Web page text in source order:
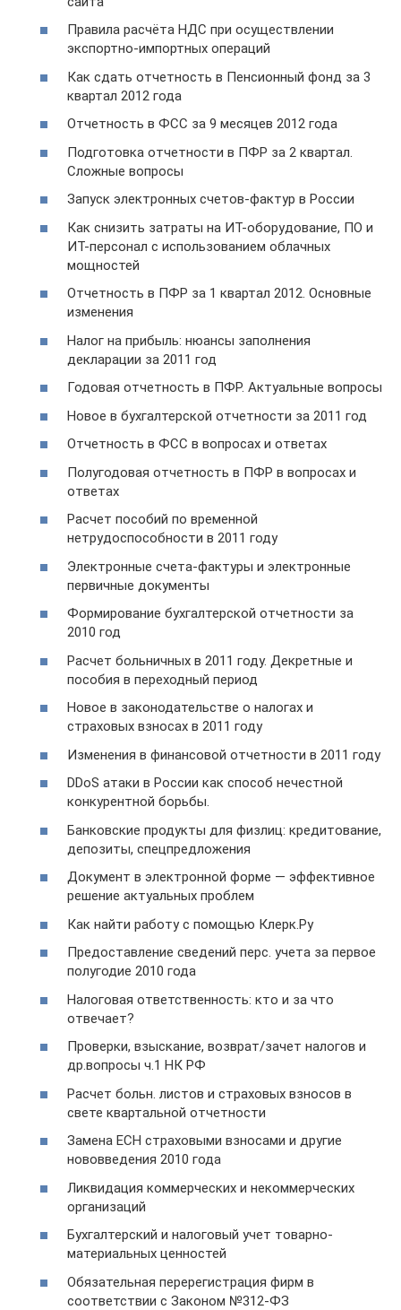
Правила расчёта НДС при осуществлении
экспортно-импортных операций
Как сдать отчетность в Пенсионный фонд за 3
квартал 2012 года
Отчетность в ФСС за 9 месяцев 2012 года
Подготовка отчетности в ПФР за 2 квартал.
Сложные вопросы
Запуск электронных счетов-фактур в России
Как снизить затраты на ИТ-оборудование, ПО и
ИТ-персонал с использованием облачных
мощностей
Отчетность в ПФР за 1 квартал 2012. Основные
изменения
Налог на прибыль: нюансы заполнения
декларации за 2011 год
Годовая отчетность в ПФР. Актуальные вопросы
Новое в бухгалтерской отчетности за 2011 год
Отчетность в ФСС в вопросах и ответах
Полугодовая отчетность в ПФР в вопросах и
ответах
Расчет пособий по временной
нетрудоспособности в 2011 году
Электронные счета-фактуры и электронные
первичные документы
Формирование бухгалтерской отчетности за
2010 год
Расчет больничных в 2011 году. Декретные и
пособия в переходный период
Новое в законодательстве о налогах и
страховых взносах в 2011 году
Изменения в финансовой отчетности в 2011 году
DDoS атаки в России как способ нечестной
конкурентной борьбы.
Банковские продукты для физлиц: кредитование,
депозиты, спецпредложения
Документ в электронной форме — эффективное
решение актуальных проблем
Как найти работу с помощью Клерк.Ру
Предоставление сведений перс. учета за первое
полугодие 2010 года
Налоговая ответственность: кто и за что
отвечает?
Проверки, взыскание, возврат/зачет налогов и
др.вопросы ч.1 НК РФ
Расчет больн. листов и страховых взносов в
свете квартальной отчетности
Замена ЕСН страховыми взносами и другие
нововведения 2010 года
Ликвидация коммерческих и некоммерческих
организаций
Бухгалтерский и налоговый учет товарно-
материальных ценностей
Обязательная перерегистрация фирм в
соответствии с Законом №312-ФЗ